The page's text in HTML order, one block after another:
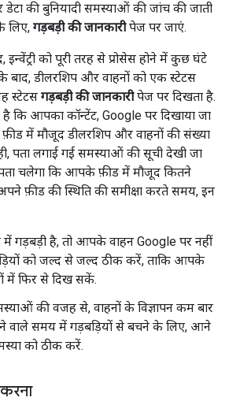
की बुनियादी समस्याओं की जांच की जाती
लिए, गड़बड़ी की जानकारीपेज पर जाएं.
को पूरी तरह से प्रोसेस होने में कुछ घंटे
बाद, डीलरशिप और वाहनों को एक स्टेटस
स्टेटस गड़बड़ी की जानकारीपेज पर दिखता है.
कि आपका कॉन्टेंट, Google पर दिखाया जा
में मौजूद डीलरशिप और वाहनों की संख्या
पता लगाई गई समस्याओं की सूची देखी जा
चलेगा कि आपके फ़ीड में मौजूद कितने
फ़ीड की स्थिति की समीक्षा करते समय, इन
गड़बड़ी है, तो आपके वाहन Google पर नहीं
को जल्द से जल्द ठीक करें, ताकि आपके
में फिर से दिख सकें.
की वजह से, वाहनों के विज्ञापन कम बार
समय में गड़बड़ियों से बचने के लिए, आने
को ठीक करें.